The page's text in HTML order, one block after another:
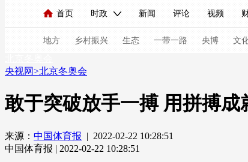
首页 时政 新闻 评论 视频
人民领袖习近平 联播+ 中国领导人 央视快评
直播 栏目大全 节目单 听音 微视频
海外频道 iPanda English Монгол
地方 乡村振兴 生态 一带一路 央博 文
新闻 国内 国际 评论
央视网>北京冬奥会
敢于突破放手一搏 用拼搏成
来源： 中国体育报 | 2022-02-22 10:28:51
中国体育报 | 2022-02-22 10:28:51